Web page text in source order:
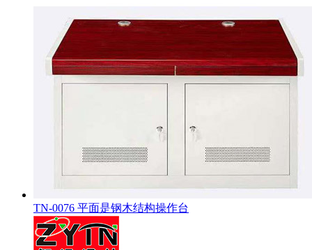
TN-0076 平面是钢木结构操作台